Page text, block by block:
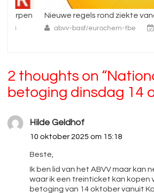
Nieuwe regels rond ziekte vanaf
abvv-basf/eurochem-tbe 23
2 thoughts on “
betoging dinsdag 14
Hilde Geldhof
10 oktober 2025 om 15:18
Beste,
Ik ben lid van het ABVV maar kan
waar ik een treinticket kan kopen
betoging van 14 oktober vanuit